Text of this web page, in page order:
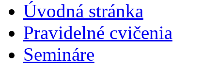
Úvodná stránka
Pravidelné cvičenia
Semináre